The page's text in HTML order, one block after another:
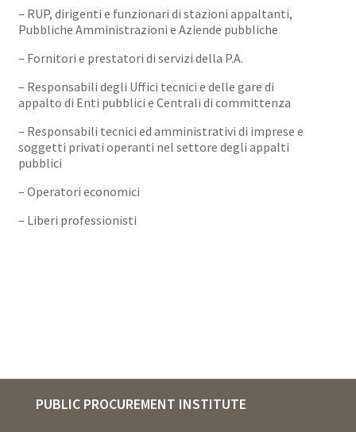
– RUP, dirigenti e funzionari di stazioni appaltanti,
Pubbliche Amministrazioni e Aziende pubbliche
– Fornitori e prestatori di servizi della P.A.
– Responsabili degli Uffici tecnici e delle gare di
appalto di Enti pubblici e Centrali di committenza
– Responsabili tecnici ed amministrativi di imprese e
soggetti privati operanti nel settore degli appalti
pubblici
– Operatori economici
– Liberi professionisti
PUBLIC PROCUREMENT INSTITUTE